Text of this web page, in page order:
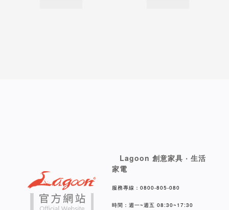
Lagoon 創意家具 ‧ 生活
家電
服務專線：0800-805-080
時間：週一~週五 08:30~17:30